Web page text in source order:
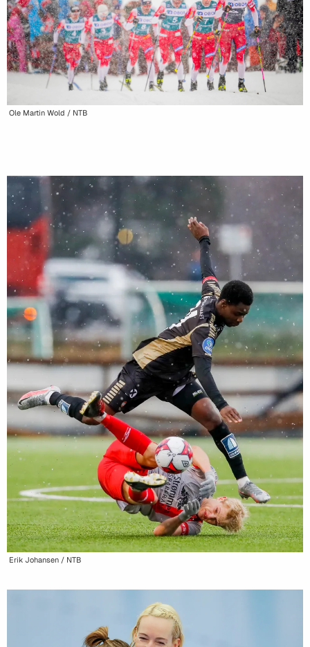
Ole Martin Wold / NTB
Erik Johansen / NTB